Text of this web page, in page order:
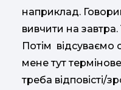
наприклад.
вивчити на завтра.
Потім відсуваємо
мене тут
треба відповісті/